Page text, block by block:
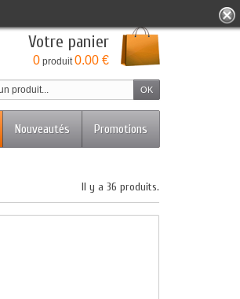
Votre panier
0 produit0.00 €
Promotions
Nouveautés
Il y a 36 produits.